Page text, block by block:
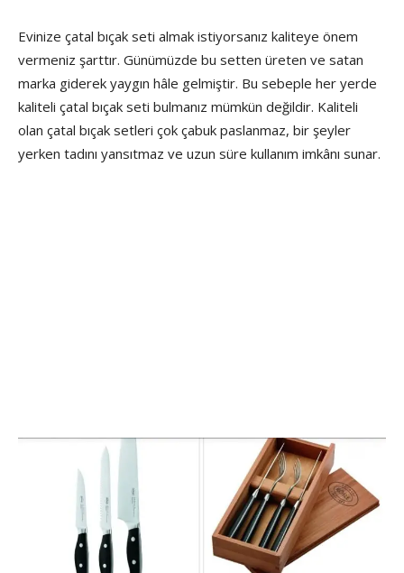
Evinize çatal bıçak seti almak istiyorsanız kaliteye önem
vermeniz şarttır. Günümüzde bu setten üreten ve satan
marka giderek yaygın hâle gelmiştir. Bu sebeple her yerde
kaliteli çatal bıçak seti bulmanız mümkün değildir. Kaliteli
olan çatal bıçak setleri çok çabuk paslanmaz, bir şeyler
yerken tadını yansıtmaz ve uzun süre kullanım imkânı sunar.